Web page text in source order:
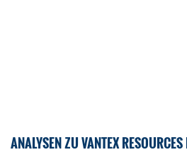
ANALYSEN ZU VANTEX